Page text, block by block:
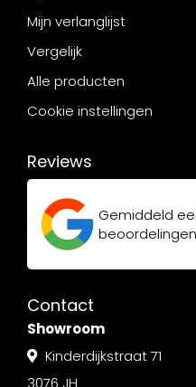
Mijn verlanglijst
Vergelijk
Alle producten
Cookie instellingen
Reviews
Gemiddeld
Contact
Showroom
Kinderdijkstraat 71
3076 JH